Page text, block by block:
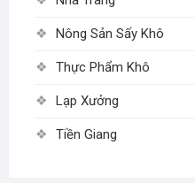
Nông Sản Sấy Khô
Thực Phẩm Khô
Lạp Xưởng
Tiền Giang